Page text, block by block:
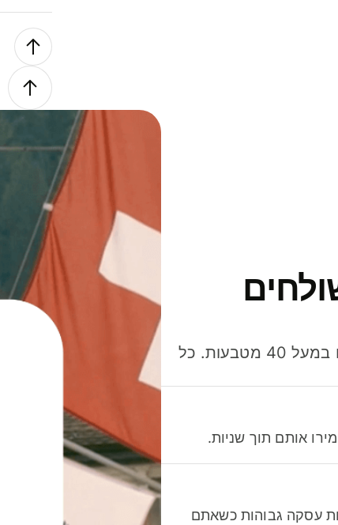
חסכו כסף כשאתo שולחים, מוציאים ומקבלים תשלום במעל 40 מטבעות. כל
אותם תוך שניות.
עסקה גבוהות כשאתם